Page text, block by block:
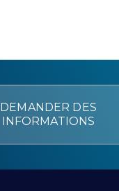
DEMANDER DES
INFORMATIONS